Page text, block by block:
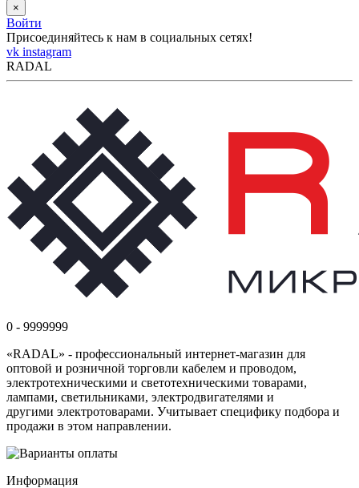
×
Войти
Присоединяйтесь к нам в социальных сетях!
vk instagram
RADAL
0 - 9999999
«RADAL» - профессиональный интернет-магазин для
оптовой и розничной торговли кабелем и проводом,
электротехническими и светотехническими товарами,
лампами, светильниками, электродвигателями и
другими электротоварами. Учитывает специфику подбора и
продажи в этом направлении.
Информация